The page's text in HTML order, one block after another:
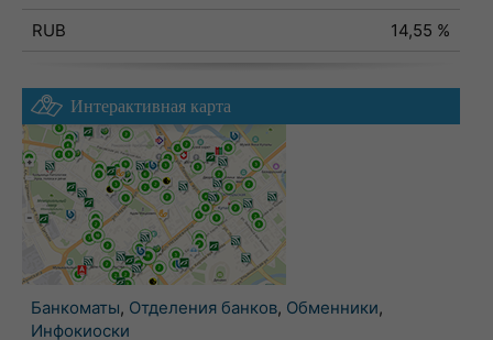
RUB
14,55 %
Интерактивная карта
Банкоматы, Отделения банков, Обменники,
Инфокиоски